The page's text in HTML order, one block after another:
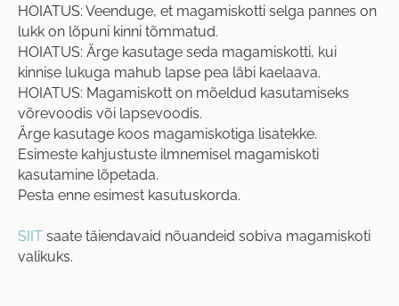
HOIATUS: Veenduge, et magamiskotti selga pannes on
lukk on lõpuni kinni tõmmatud.
HOIATUS: Ärge kasutage seda magamiskotti, kui
kinnise lukuga mahub lapse pea läbi kaelaava.
HOIATUS: Magamiskott on mõeldud kasutamiseks
võrevoodis või lapsevoodis.
Ärge kasutage koos magamiskotiga lisatekke.
Esimeste kahjustuste ilmnemisel magamiskoti
kasutamine lõpetada.
Pesta enne esimest kasutuskorda.
SIIT saate täiendavaid nõuandeid sobiva magamiskoti
valikuks.